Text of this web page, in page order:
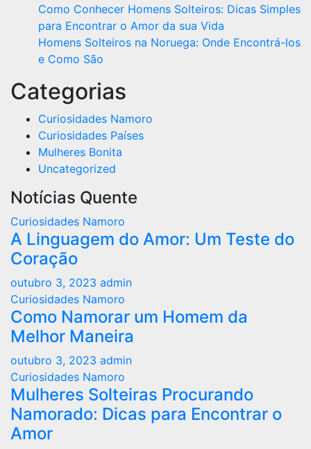
Como Conhecer Homens Solteiros: Dicas Simples
para Encontrar o Amor da sua Vida
Homens Solteiros na Noruega: Onde Encontrá-los
e Como São
Categorias
Curiosidades Namoro
Curiosidades Países
Mulheres Bonita
Uncategorized
Notícias Quente
Curiosidades Namoro
A Linguagem do Amor: Um Teste do
Coração
outubro 3, 2023 admin
Curiosidades Namoro
Como Namorar um Homem da
Melhor Maneira
outubro 3, 2023 admin
Curiosidades Namoro
Mulheres Solteiras Procurando
Namorado: Dicas para Encontrar o
Amor